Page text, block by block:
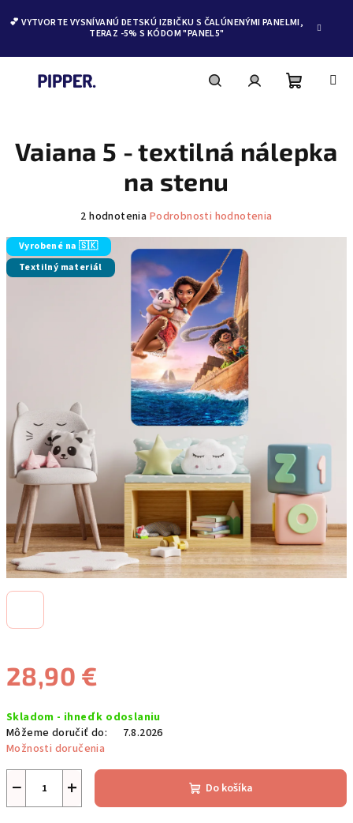
obsah
💕 VYTVORTE VYSNÍVANÚ DETSKÚ IZBIČKU S ČALÚNENÝMI PANELMI,
TERAZ -5% S KÓDOM "PANEL5"
košík
28,90 €
cena:
Skladom - ihneď k odoslaniu
Môžeme doručiť do:
7.8.2026
Možnosti doručenia
+
− Do košíka
Vaiana 5 - textilná nálepka
na stenu
produktu
je
5,0
2 hodnotenia Podrobnosti hodnotenia
Vyrobené na 🇸🇰
Textilný materiál